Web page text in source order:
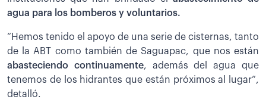
agua para los bomberos y voluntarios.
“Hemos tenido el apoyo de una serie de cisternas, tanto
de la ABT como también de Saguapac, que nos están
abasteciendo continuamente, además del agua que
tenemos de los hidrantes que están próximos al lugar”,
detalló.